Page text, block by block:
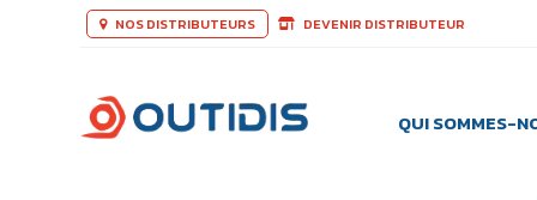
NOS DISTRIBUTEURS DEVENIR DISTRIBUTEUR
QUI SOMMES-